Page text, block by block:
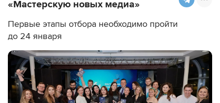
«Мастерскую новых медиа»
Первые этапы отбора необходимо пройти
до 24 января